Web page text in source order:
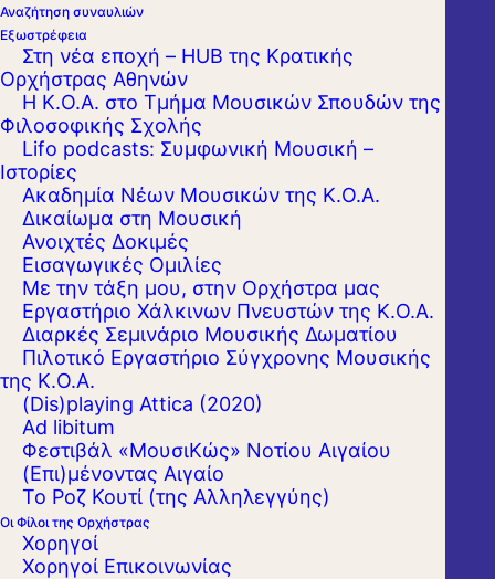
Αναζήτηση συναυλιών
Εξωστρέφεια
Στη νέα εποχή – HUB της Κρατικής
Ορχήστρας Αθηνών
Η Κ.Ο.Α. στο Τμήμα Μουσικών Σπουδών της
Φιλοσοφικής Σχολής
Lifo podcasts: Συμφωνική Μουσική –
Ιστορίες
Ακαδημία Νέων Μουσικών της Κ.Ο.Α.
Δικαίωμα στη Μουσική
Ανοιχτές Δοκιμές
Εισαγωγικές Ομιλίες
Με την τάξη μου, στην Ορχήστρα μας
Εργαστήριo Χάλκινων Πνευστών της Κ.Ο.Α.
Διαρκές Σεμινάριο Μουσικής Δωματίου
Πιλοτικό Εργαστήριο Σύγχρονης Μουσικής
της Κ.Ο.Α.
(Dis)playing Attica (2020)
Ad libitum
Φεστιβάλ «ΜουσιΚώς» Νοτίου Αιγαίου
(Επι)μένοντας Αιγαίο
Το Ροζ Κουτί (της Αλληλεγγύης)
Οι Φίλοι της Ορχήστρας
Χορηγοί
Χορηγοί Επικοινωνίας